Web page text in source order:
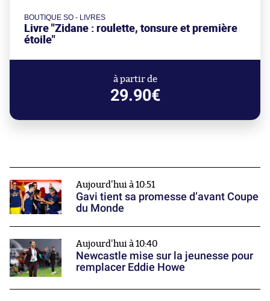
BOUTIQUE SO - LIVRES
Livre "Zidane : roulette, tonsure et première
étoile"
à partir de
29.90€
Aujourd'hui à 10:51
Gavi tient sa promesse d’avant Coupe
du Monde
Aujourd'hui à 10:40
Newcastle mise sur la jeunesse pour
remplacer Eddie Howe